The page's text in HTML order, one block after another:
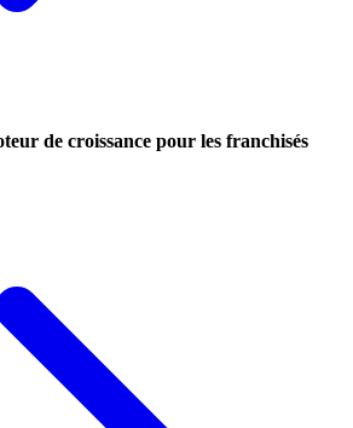
de croissance pour les franchisés